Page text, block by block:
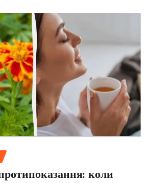
коли